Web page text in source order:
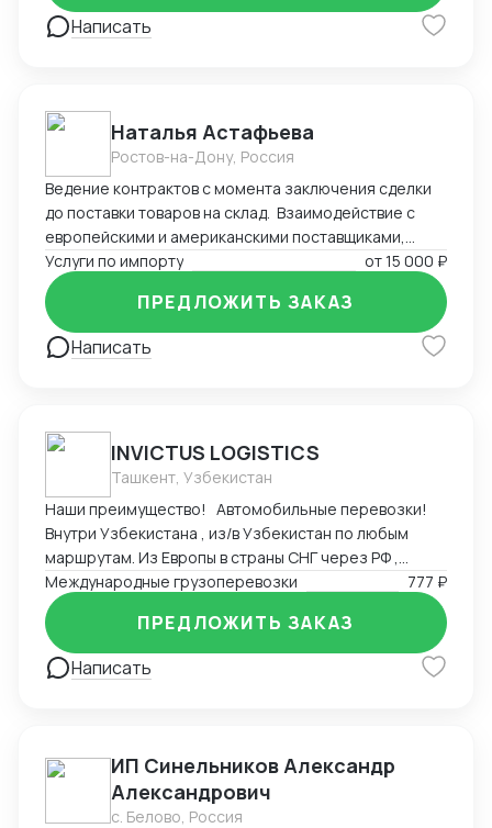
Написать
Наталья Астафьева
Ростов-на-Дону, Россия
Ведение контрактов с момента заключения сделки
до поставки товаров на склад. Взаимодействие с
европейскими и американскими поставщиками,
перевозчиками. Взаимодействие с брокерами,
таможней. Проведение платежей. Проведение
корректировок таможенной стоимости, возврат
излишне-уплаченных платежей, предоставление
отчетностей. Взаимодействие с органами
договоров с поставщиками
Услуги по импорту от15 000 ₽
Написать
ПРЕДЛОЖИТЬ ЗАКАЗ
INVICTUS LOGISTICS
Ташкент, Узбекистан
Наши преимущество! Автомобильные перевозки!
Внутри Узбекистана , из/в Узбекистан по любым
маршрутам. Из Европы в страны СНГ через РФ ,
Турцию.( Прямые машины без перегруза) Авиа
перевозки По всему миру( Агентская сеть более
чем в 190 странах) Железнодорожные перевозки!
Из Китая в Страны СНГ Гибкие условия оплаты!
Возможность принимать платежи в рублях и в
быстрые и четкие ответы, прозрачные тарифы и
надежное исполнение обязательств.
Международные грузоперевозки 777 ₽
Написать
ПРЕДЛОЖИТЬ ЗАКАЗ
ИП Синельников Александр
Александрович
с. Белово, Россия